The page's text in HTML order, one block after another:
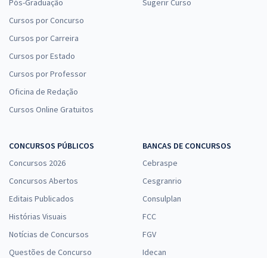
Pós-Graduação
Cursos por Concurso
Cursos por Carreira
Cursos por Estado
Cursos por Professor
Oficina de Redação
Cursos Online Gratuitos
Sugerir Curso
CONCURSOS PÚBLICOS
Concursos 2026
Concursos Abertos
Editais Publicados
Histórias Visuais
Notícias de Concursos
Questões de Concurso
BANCAS DE CONCURSOS
Cebraspe
Cesgranrio
Consulplan
FCC
FGV
Idecan